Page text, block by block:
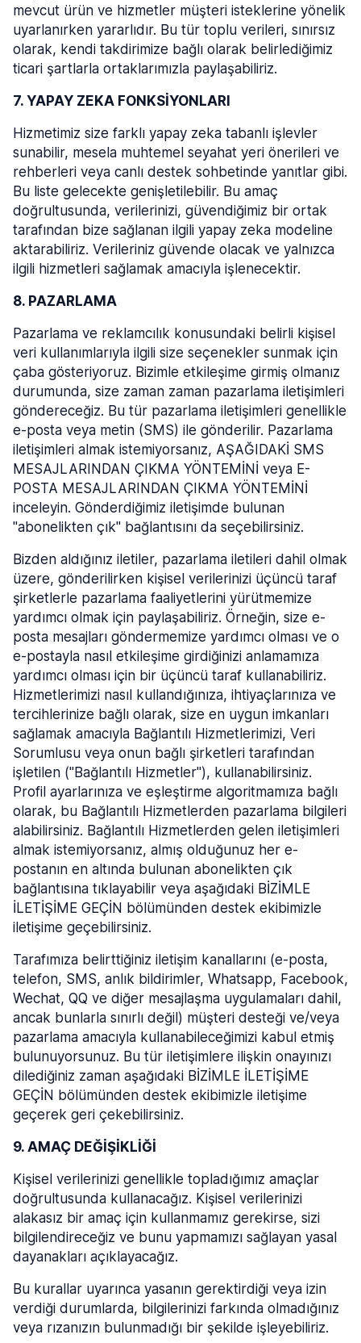
mevcut ürün ve hizmetler müşteri isteklerine yönelik
uyarlanırken yararlıdır. Bu tür toplu verileri, sınırsız
olarak, kendi takdirimize bağlı olarak belirlediğimiz
ticari şartlarla ortaklarımızla paylaşabiliriz.
7. YAPAY ZEKA FONKSİYONLARI
Hizmetimiz size farklı yapay zeka tabanlı işlevler
sunabilir, mesela muhtemel seyahat yeri önerileri ve
rehberleri veya canlı destek sohbetinde yanıtlar gibi.
Bu liste gelecekte genişletilebilir. Bu amaç
doğrultusunda, verilerinizi, güvendiğimiz bir ortak
tarafından bize sağlanan ilgili yapay zeka modeline
aktarabiliriz. Verileriniz güvende olacak ve yalnızca
ilgili hizmetleri sağlamak amacıyla işlenecektir.
8. PAZARLAMA
Pazarlama ve reklamcılık konusundaki belirli kişisel
veri kullanımlarıyla ilgili size seçenekler sunmak için
çaba gösteriyoruz. Bizimle etkileşime girmiş olmanız
durumunda, size zaman zaman pazarlama iletişimleri
göndereceğiz. Bu tür pazarlama iletişimleri genellikle
e-posta veya metin (SMS) ile gönderilir. Pazarlama
iletişimleri almak istemiyorsanız, AŞAĞIDAKİ SMS
MESAJLARINDAN ÇIKMA YÖNTEMİNİ veya E-
POSTA MESAJLARINDAN ÇIKMA YÖNTEMİNİ
inceleyin. Gönderdiğimiz iletişimde bulunan
"abonelikten çık" bağlantısını da seçebilirsiniz.
Bizden aldığınız iletiler, pazarlama iletileri dahil olmak
üzere, gönderilirken kişisel verilerinizi üçüncü taraf
şirketlerle pazarlama faaliyetlerini yürütmemize
yardımcı olmak için paylaşabiliriz. Örneğin, size e-
posta mesajları göndermemize yardımcı olması ve o
e-postayla nasıl etkileşime girdiğinizi anlamamıza
yardımcı olması için bir üçüncü taraf kullanabiliriz.
Hizmetlerimizi nasıl kullandığınıza, ihtiyaçlarınıza ve
tercihlerinize bağlı olarak, size en uygun imkanları
sağlamak amacıyla Bağlantılı Hizmetlerimizi, Veri
Sorumlusu veya onun bağlı şirketleri tarafından
işletilen ("Bağlantılı Hizmetler"), kullanabilirsiniz.
Profil ayarlarınıza ve eşleştirme algoritmamıza bağlı
olarak, bu Bağlantılı Hizmetlerden pazarlama bilgileri
alabilirsiniz. Bağlantılı Hizmetlerden gelen iletişimleri
almak istemiyorsanız, almış olduğunuz her e-
postanın en altında bulunan abonelikten çık
bağlantısına tıklayabilir veya aşağıdaki BİZİMLE
İLETİŞİME GEÇİN bölümünden destek ekibimizle
iletişime geçebilirsiniz.
Tarafımıza belirttiğiniz iletişim kanallarını (e-posta,
telefon, SMS, anlık bildirimler, Whatsapp, Facebook,
Wechat, QQ ve diğer mesajlaşma uygulamaları dahil,
ancak bunlarla sınırlı değil) müşteri desteği ve/veya
pazarlama amacıyla kullanabileceğimizi kabul etmiş
bulunuyorsunuz. Bu tür iletişimlere ilişkin onayınızı
dilediğiniz zaman aşağıdaki BİZİMLE İLETİŞİME
GEÇİN bölümünden destek ekibimizle iletişime
geçerek geri çekebilirsiniz.
9. AMAÇ DEĞİŞİKLİĞİ
Kişisel verilerinizi genellikle topladığımız amaçlar
doğrultusunda kullanacağız. Kişisel verilerinizi
alakasız bir amaç için kullanmamız gerekirse, sizi
bilgilendireceğiz ve bunu yapmamızı sağlayan yasal
dayanakları açıklayacağız.
Bu kurallar uyarınca yasanın gerektirdiği veya izin
verdiği durumlarda, bilgilerinizi farkında olmadığınız
veya rızanızın bulunmadığı bir şekilde işleyebiliriz.